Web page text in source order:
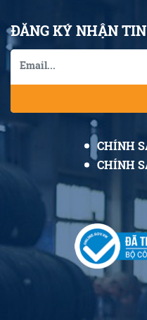
ĐĂNG KÝ NHẬN TIN
CHÍNH
CHÍNH